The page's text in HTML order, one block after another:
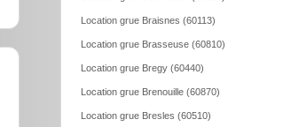
Location grue Braisnes (60113)
Location grue Brasseuse (60810)
Location grue Bregy (60440)
Location grue Brenouille (60870)
Location grue Bresles (60510)